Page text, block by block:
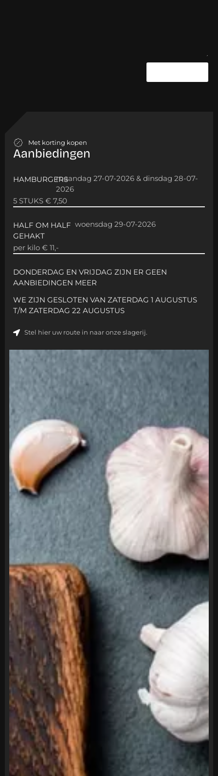
Met korting kopen
Aanbiedingen
HAMBURGERSmaandag 27-07-2026 & dinsdag 28-07-
2026
5 STUKS € 7,50
HALF OM HALF
GEHAKT
woensdag 29-07-2026
per kilo € 11,-
DONDERDAG EN VRIJDAG ZIJN ER GEEN
AANBIEDINGEN MEER
WE ZIJN GESLOTEN VAN ZATERDAG 1 AUGUSTUS
T/M ZATERDAG 22 AUGUSTUS
Stel hier uw route in naar onze slagerij.